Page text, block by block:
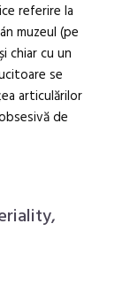
referire la
muzeul (pe
chiar cu un
se
articulărilor
de